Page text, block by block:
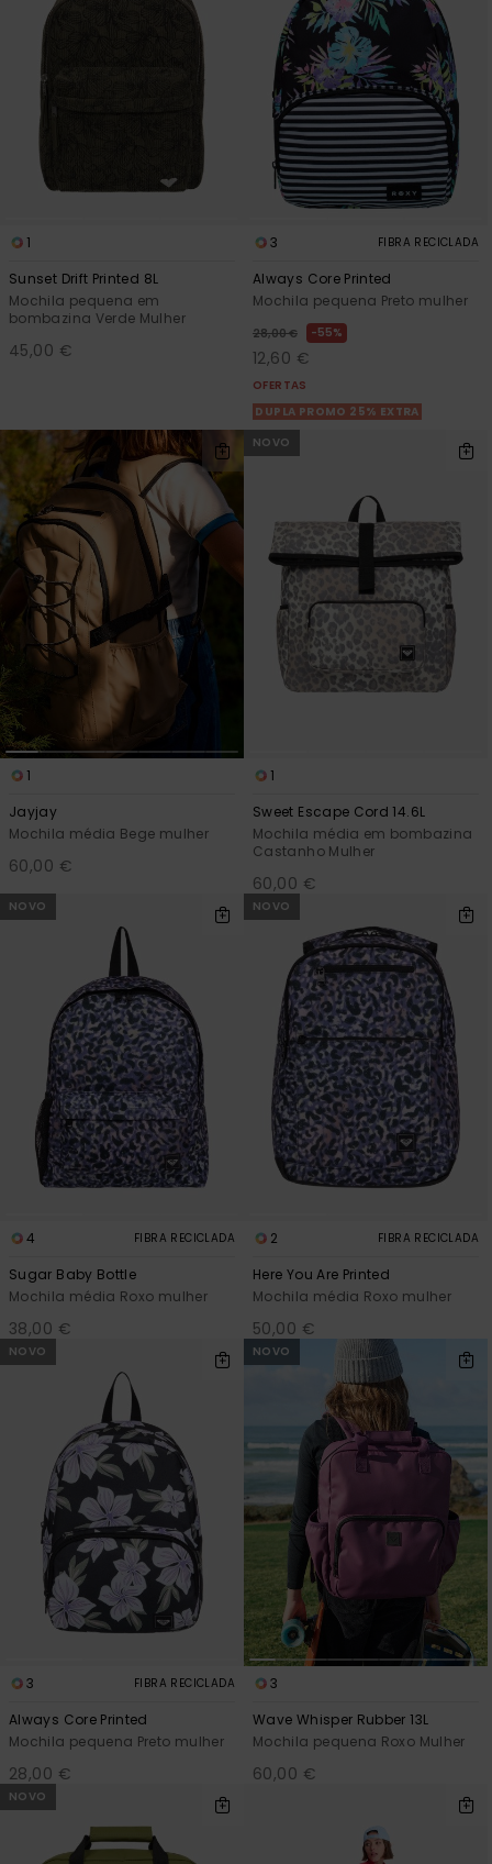
1
Sunset Drift Printed 8L
Mochila pequena em
bombazina Verde Mulher
45,00 €
3 FIBRA RECICLADA
Always Core Printed
Mochila pequena Preto mulher
28,00 € 55%
12,60 €
OFERTAS
DUPLA PROMO 25% EXTRA
1
Jayjay
Mochila média Bege mulher
60,00 €
NOVO
1
Sweet Escape Cord 14.6L
Mochila média em bombazina
Castanho Mulher
60,00 €
NOVO
4 FIBRA RECICLADA
Sugar Baby Bottle
Mochila média Roxo mulher
38,00 €
NOVO
2 FIBRA RECICLADA
Here You Are Printed
Mochila média Roxo mulher
50,00 €
NOVO
3 FIBRA RECICLADA
Always Core Printed
Mochila pequena Preto mulher
28,00 €
NOVO
3
Wave Whisper Rubber 13L
Mochila pequena Roxo Mulher
60,00 €
NOVO